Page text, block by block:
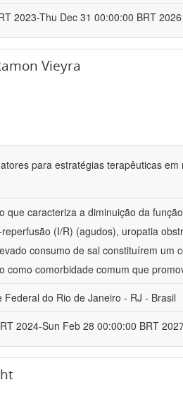
2023-Thu Dec 31 00:00:00 BRT 2026
Vieyra
para estratégias terapêuticas
que caracteriza a diminuição da
(I/R) (agudos), uropatia
consumo de sal constituírem um
como comorbidade comum que
Federal do Rio de Janeiro - RJ - Brasil
2024-Sun Feb 28 00:00:00 BRT